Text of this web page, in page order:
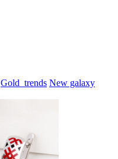
Gold_trends New galaxy